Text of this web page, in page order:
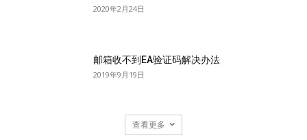
2020年2月24日
邮箱收不到EA验证码解决办法
2019年9月19日
查看更多